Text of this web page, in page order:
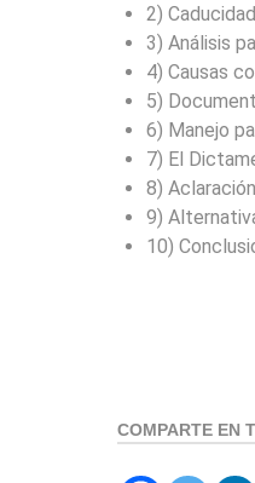
2)
3) Análisis
4) Causas
5)
6) Manejo
7) El
8)
9)
10)
COMPARTE EN